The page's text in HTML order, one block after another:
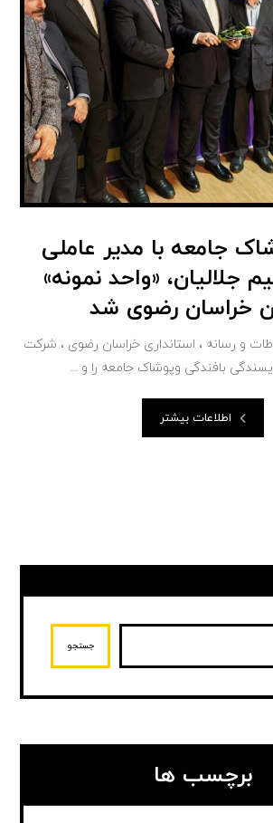
جامعه با مدیر عاملی
جلالیان، «واحد نمونه»
خراسان رضو‌ی شد
و رسانه ، استانداری خراسان رضوی ، شرکت
بافندگی و‌پوشاک جامعه را و ...
اطلاعات بیشتر
جستجو
برچسب ها